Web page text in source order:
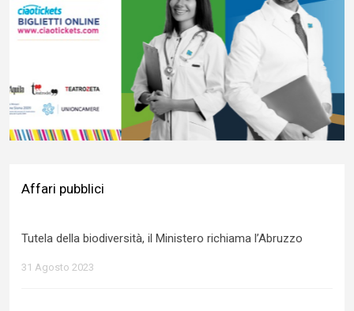
Affari pubblici
Tutela della biodiversità, il Ministero richiama l’Abruzzo
31 Agosto 2023